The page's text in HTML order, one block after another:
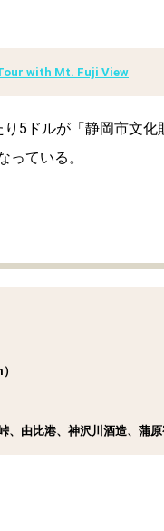
with Mt. Fuji View
5ドルが「静岡市文
っている。
、由比港、神沢川酒造、蒲